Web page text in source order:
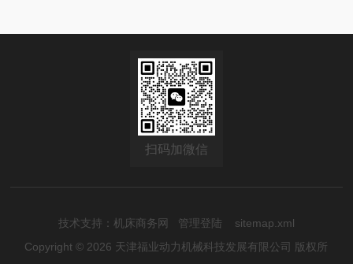
扫码加微信
技术支持： 机床商务网 管理登陆
sitemap.xml
Copyright © 2026 天津福业动力机械科技发展有限公司 版权所